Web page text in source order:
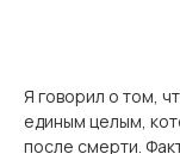
Я говорил о том,
единым целым,
после смерти.